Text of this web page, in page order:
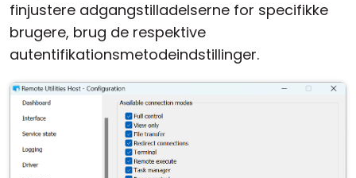
finjustere adgangstilladelserne for specifikke
brugere, brug de respektive
autentifikationsmetodeindstillinger.